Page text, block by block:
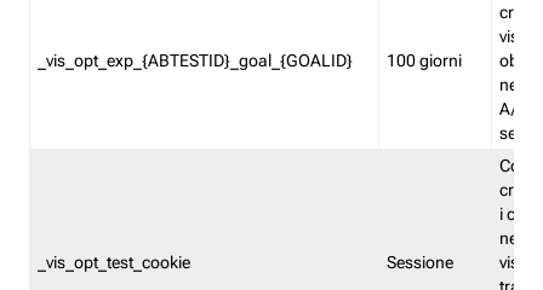
_vis_opt_exp_{ABTESTID}_goal_{GOALID} 100 giorni
nel
A/B.
_vis_opt_test_cookie Sessione
i
nel